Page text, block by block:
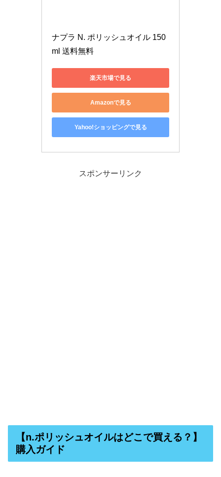
ナプラ N. ポリッシュオイル 150
ml 送料無料
楽天市場で見る
Amazonで見る
Yahoo!ショッピングで見る
スポンサーリンク
【n.ポリッシュオイルはどこで買える？】
購入ガイド